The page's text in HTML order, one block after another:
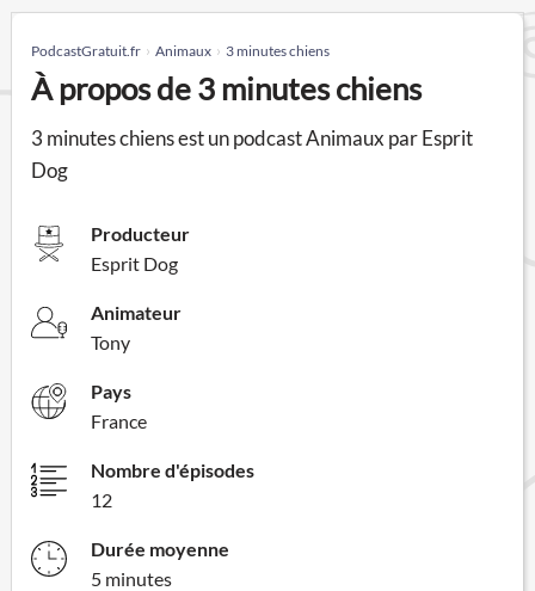
PodcastGratuit.fr Animaux 3 minutes chiens
À propos de 3 minutes chiens
3 minutes chiens est un podcast Animaux par Esprit
Dog
Producteur
Esprit Dog
Animateur
Tony
Pays
France
Nombre d'épisodes
12
Durée moyenne
5 minutes